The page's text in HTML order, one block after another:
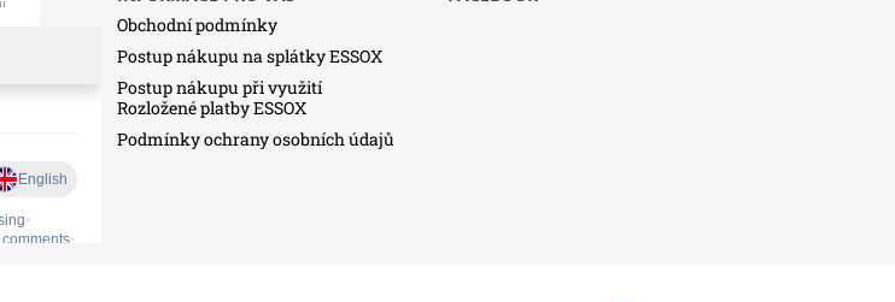
Obchodní podmínky
Postup nákupu na splátky ESSOX
Postup nákupu při využití
Rozložené platby ESSOX
Podmínky ochrany osobních údajů